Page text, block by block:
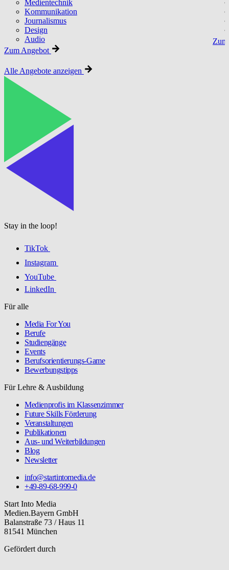
Medientechnik
Kommunikation
Journalismus
Design
Audio
Zum Angebot
Alle Angebote anzeigen
Stay in the loop!
TikTok
Instagram
YouTube
LinkedIn
Für alle
Media For You
Berufe
Studiengänge
Events
Berufsorientierungs-Game
Bewerbungstipps
Für Lehre & Ausbildung
Medienprofis im Klassenzimmer
Future Skills Förderung
Veranstaltungen
Publikationen
Aus- und Weiterbildungen
Blog
Newsletter
info@startintomedia.de
+49-89-68-999-0
Start Into Media
Medien.Bayern GmbH
Balanstraße 73 / Haus 11
81541 München
Gefördert durch